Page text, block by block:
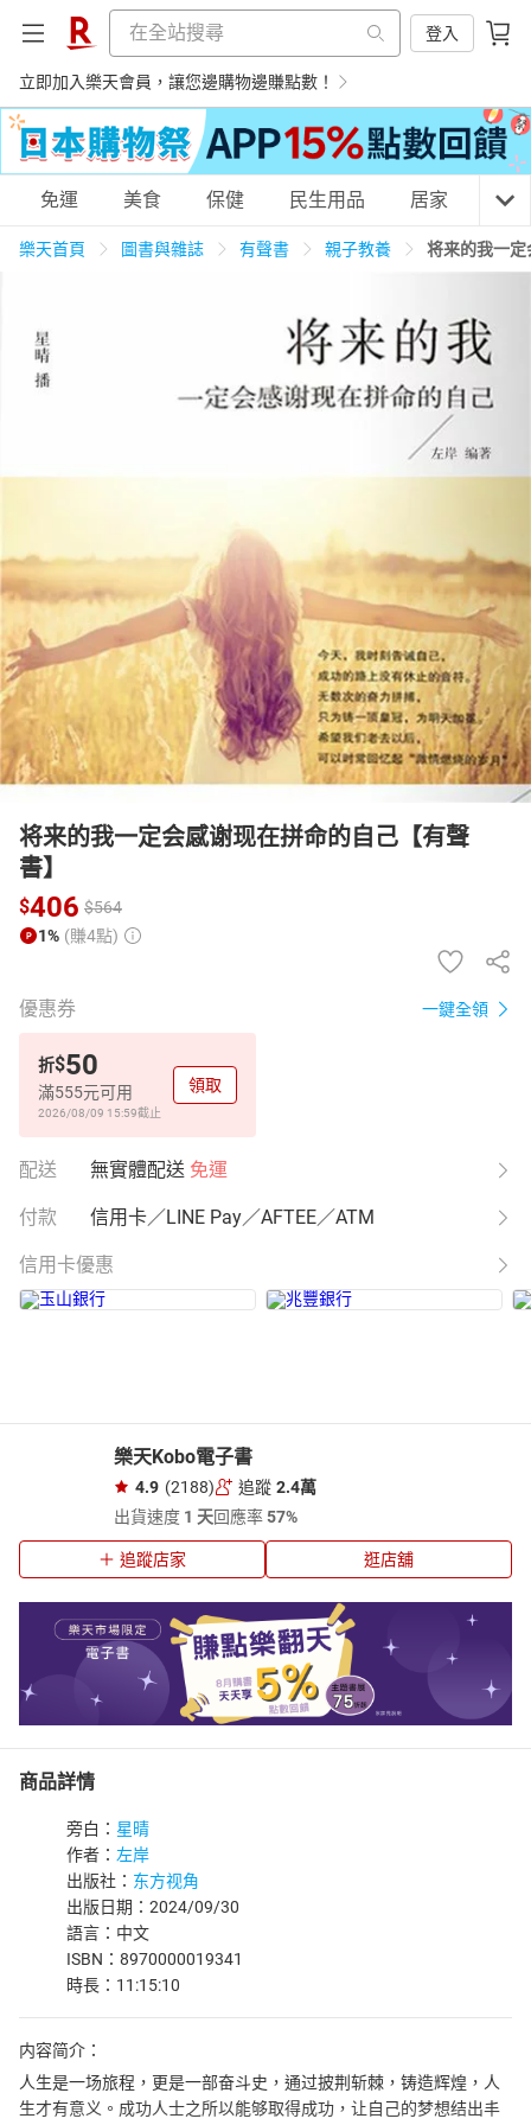
登入
立即加入樂天會員，讓您邊購物邊賺點數！
購物網分類
養生保健 民生用品
親子玩具
電子/紙本書
HOT
免運 美食 保健 民生用品 居家 3C
樂天首頁 圖書與雜誌 有聲書 親子教養 将来的我一
将来的我一定会感谢现在拼命的自己【有聲
書】
$406 $564
1% (賺4點)
優惠券 一鍵全領
折$50
滿555元可用
2026/08/09 15:59截止
領取
配送 無實體配送 免運
付款 信用卡／LINE Pay／AFTEE／ATM
信用卡優惠
樂天Kobo電子書
4.9 (2188) 追蹤 2.4萬
出貨速度 1 天回應率57%
追蹤店家 逛店舖
商品詳情
旁白： 星晴
作者： 左岸
出版社： 东方视角
出版日期：2024/09/30
語言：中文
ISBN：8970000019341
時長：11:15:10
内容简介：
人生是一场旅程，更是一部奋斗史，通过披荆斩棘，铸造辉煌，人
生才有意义。成功人士之所以能够取得成功，让自己的梦想结出丰